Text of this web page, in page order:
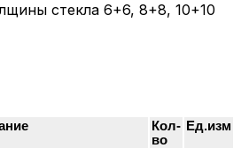
стекла 6+6, 8+8, 10+10
Кол-
во
Ед.изм